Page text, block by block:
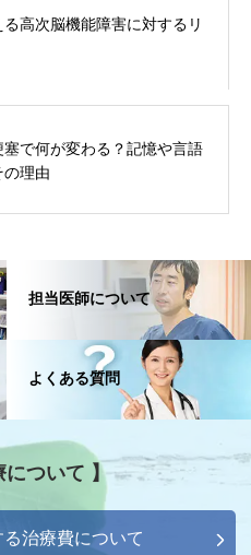
高次脳機能障害に対するリ
で何が変わる？記憶や言語
の理由
担当医師について
よくある質問
について 】
治療費について